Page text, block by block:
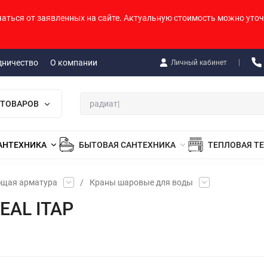
от заявленных на сайте. Актуальную стоимость можно
О компании Личный кабинет
БЫТОВАЯ САНТЕХНИКА ТЕПЛОВАЯ
арматура / Краны шаровые для воды
ITAP